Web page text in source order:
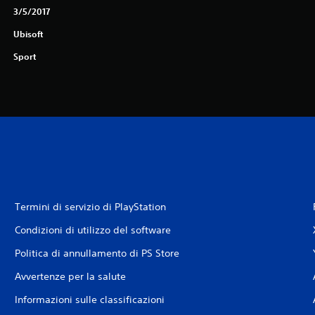
3/5/2017
Ubisoft
Sport
Termini di servizio di PlayStation
Condizioni di utilizzo del software
Politica di annullamento di PS Store
Avvertenze per la salute
Informazioni sulle classificazioni